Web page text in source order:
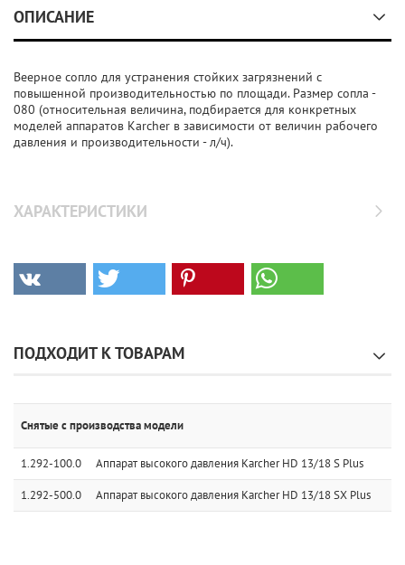
ОПИСАНИЕ
Веерное сопло для устранения стойких загрязнений с
повышенной производительностью по площади. Размер сопла -
080 (относительная величина, подбирается для конкретных
моделей аппаратов Karcher в зависимости от величин рабочего
давления и производительности - л/ч).
ХАРАКТЕРИСТИКИ
ПОДХОДИТ К ТОВАРАМ
Снятые с производства модели
1.292-100.0 Аппарат высокого давления Karcher HD 13/18 S Plus
1.292-500.0 Аппарат высокого давления Karcher HD 13/18 SX Plus